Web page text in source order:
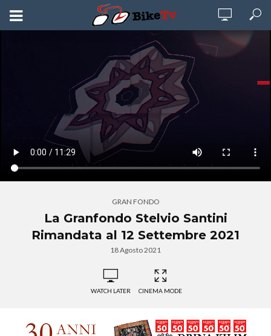
GRAN FONDO
La Granfondo Stelvio Santini
Rimandata al 12 Settembre 2021
18 Agosto 2021
WATCH LATER CINEMA MODE